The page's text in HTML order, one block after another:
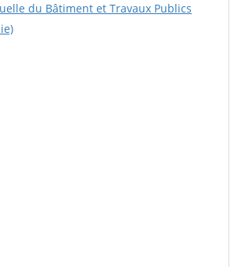
du Bâtiment et Travaux Publics